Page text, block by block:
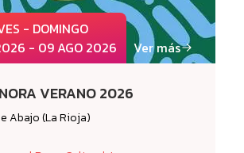
- DOMINGO
- 09 AGO 2026
Ver más
VERANO 2026
Abajo (La Rioja)